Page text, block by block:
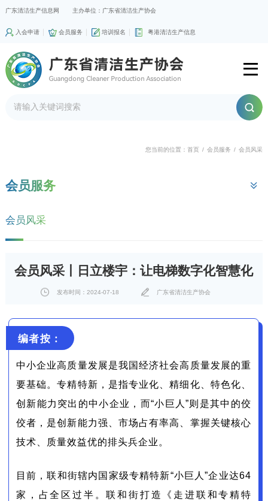
广东清洁生产信息网 主办单位：广东省清洁生产协会
入会申请 会员服务 培训报名 粤港清洁生产信息
您当前的位置：首页 / 会员服务 / 会员风采
会员服务
会员风采
会员风采丨日立楼宇：让电梯数字化智慧化
发布时间：2024-07-18 广东省清洁生产协会
编者按：
中小企业高质量发展是我国经济社会高质量发展的重
要基础。专精特新，是指专业化、精细化、特色化、
创新能力突出的中小企业，而“小巨人”则是其中的佼
佼者，是创新能力强、市场占有率高、掌握关键核心
技术、质量效益优的排头兵企业。
目前，联和街辖内国家级专精特新“小巨人”企业达64
家，占全区过半。联和街打造《走进联和专精特